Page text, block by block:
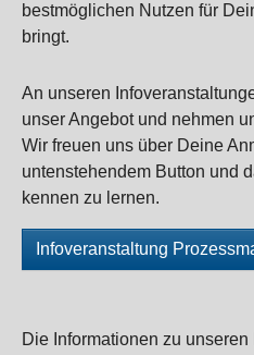
bestmöglichen Nutzen für
bringt.
An unseren
unser Angebot und nehmen
Wir freuen uns über Deine
untenstehendem Button und
kennen zu lernen.
Infoveranstaltung
Die Informationen zu